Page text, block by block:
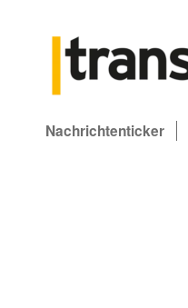
Nachrichtenticker